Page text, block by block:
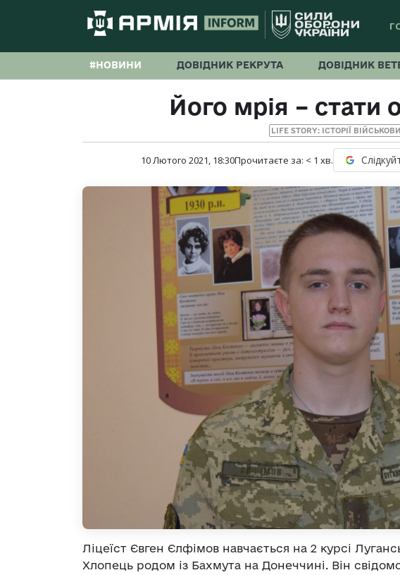
#НОВИНИ ДОВІДНИК РЕКРУТА ДОВІДНИК
Його мрія – стати
LIFE STORY: ІСТОРІЇ
10 Лютого 2021, 18:30Прочитаєте за: < 1 хв.
Ліцеїст Євген Єлфімов навчається на 2 курсі
Хлопець родом із Бахмута на Донеччині. Він